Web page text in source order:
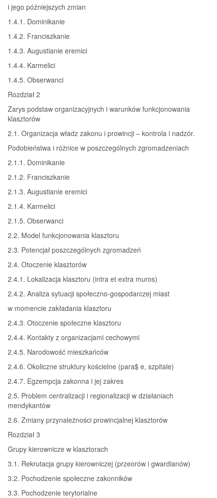
i jego późniejszych zmian
1.4.1. Dominikanie
1.4.2. Franciszkanie
1.4.3. Augustianie eremici
1.4.4. Karmelici
1.4.5. Obserwanci
Rozdział 2
Zarys podstaw organizacyjnych i warunków funkcjonowania
klasztorów
2.1. Organizacja władz zakonu i prowincji – kontrola i nadzór.
Podobieństwa i różnice w poszczególnych zgromadzeniach
2.1.1. Dominikanie
2.1.2. Franciszkanie
2.1.3. Augustianie eremici
2.1.4. Karmelici
2.1.5. Obserwanci
2.2. Model funkcjonowania klasztoru
2.3. Potencjał poszczególnych zgromadzeń
2.4. Otoczenie klasztorów
2.4.1. Lokalizacja klasztoru (intra et extra muros)
2.4.2. Analiza sytuacji społeczno-gospodarczej miast
w momencie zakładania klasztoru
2.4.3. Otoczenie społeczne klasztoru
2.4.4. Kontakty z organizacjami cechowymi
2.4.5. Narodowość mieszkańców
2.4.6. Okoliczne struktury kościelne (para$ e, szpitale)
2.4.7. Egzempcja zakonna i jej zakres
2.5. Problem centralizacji i regionalizacji w działaniach
mendykantów
2.6. Zmiany przynależności prowincjalnej klasztorów
Rozdział 3
Grupy kierownicze w klasztorach
3.1. Rekrutacja grupy kierowniczej (przeorów i gwardianów)
3.2. Pochodzenie społeczne zakonników
3.3. Pochodzenie terytorialne